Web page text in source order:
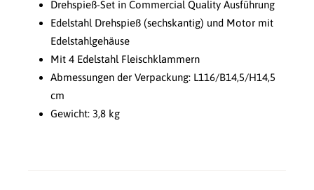
Drehspieß-Set in Commercial Quality Ausführung
Edelstahl Drehspieß (sechskantig) und Motor mit
Edelstahlgehäuse
Mit 4 Edelstahl Fleischklammern
Abmessungen der Verpackung: L116/B14,5/H14,5
cm
Gewicht: 3,8 kg